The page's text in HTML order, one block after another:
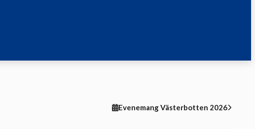
Evenemang Västerbotten 2026